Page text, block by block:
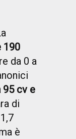
190
da 0 a
95 cv e
di
è